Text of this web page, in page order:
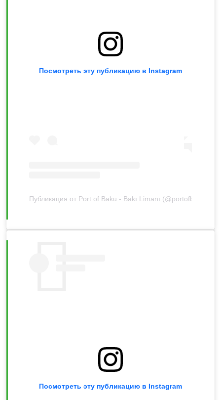
Посмотреть эту публикацию в Instagram
Публикация от Port of Baku - Bakı Limanı (@portofbaku)
Посмотреть эту публикацию в Instagram